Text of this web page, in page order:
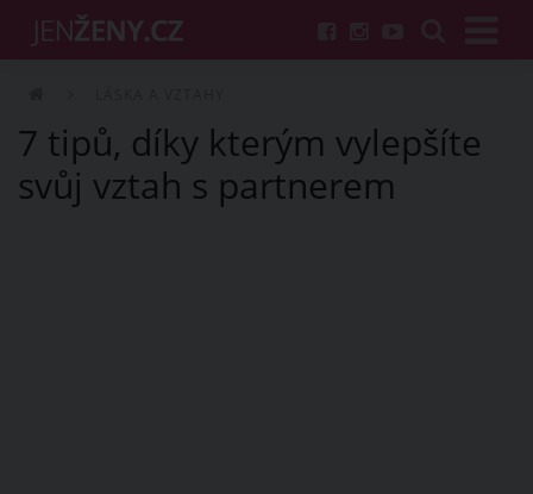
7 tipů, díky kterým vylepšíte
svůj vztah s partnerem